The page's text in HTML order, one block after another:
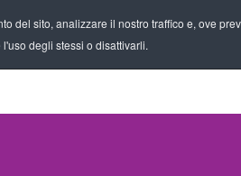
del sito, analizzare il nostro traffico e, ove
degli stessi o disattivarli.